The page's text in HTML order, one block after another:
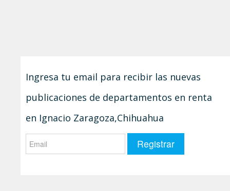
Ingresa tu email para recibir las nuevas
publicaciones de departamentos en renta
en Ignacio Zaragoza,Chihuahua